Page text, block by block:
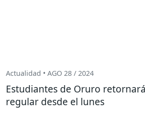
Actualidad • AGO 28 / 2024
Estudiantes de Oruro
regular desde el lunes